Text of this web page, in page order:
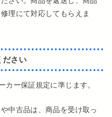
理にて対応してもらえま
ださい
ー保証規定に準じます。
中古品は、商品を受け取っ